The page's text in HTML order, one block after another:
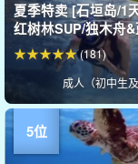
夏季特卖 [石垣岛/1
红树林SUP/独木舟
成人（初中生
(181)